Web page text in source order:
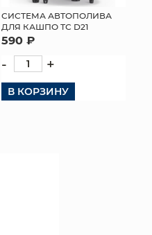
СИСТЕМА АВТОПОЛИВА
ДЛЯ КАШПО ТС D21
590 ₽
- +
В КОРЗИНУ